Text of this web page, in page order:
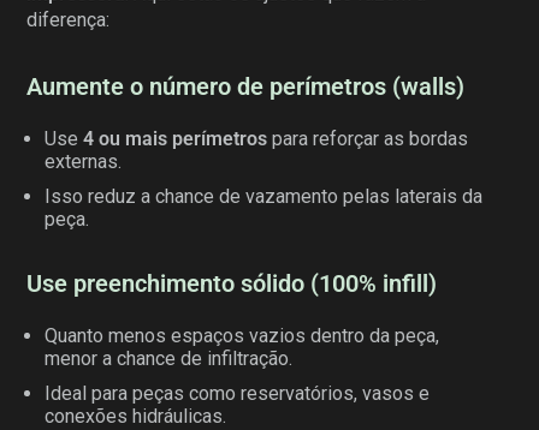
diferença:
Aumente o número de perímetros (walls)
Use4 ou mais perímetros para reforçar as bordas
externas.
Isso reduz a chance de vazamento pelas laterais da
peça.
Use preenchimento sólido (100% infill)
Quanto menos espaços vazios dentro da peça,
menor a chance de infiltração.
Ideal para peças como reservatórios, vasos e
conexões hidráulicas.